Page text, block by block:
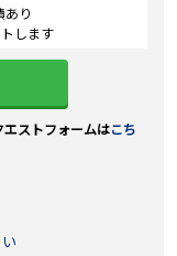
あり
します
ストフォームはこち